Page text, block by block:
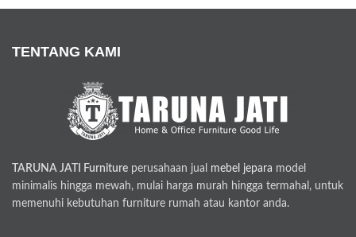
TENTANG KAMI
TARUNA JATI Furniture perusahaan jual mebel jepara model
minimalis hingga mewah, mulai harga murah hingga termahal, untuk
memenuhi kebutuhan furniture rumah atau kantor anda.